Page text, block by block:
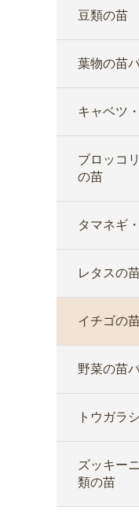
豆類の苗
葉物の苗
キャベツ
ブロッコ
の苗
タマネギ
レタスの
イチゴの
野菜の苗
トウガラ
ズッキー
類の苗